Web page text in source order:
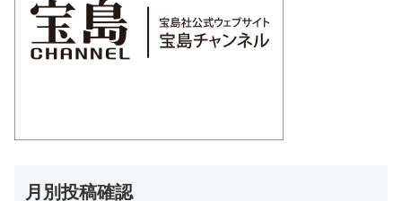
月別投稿確認